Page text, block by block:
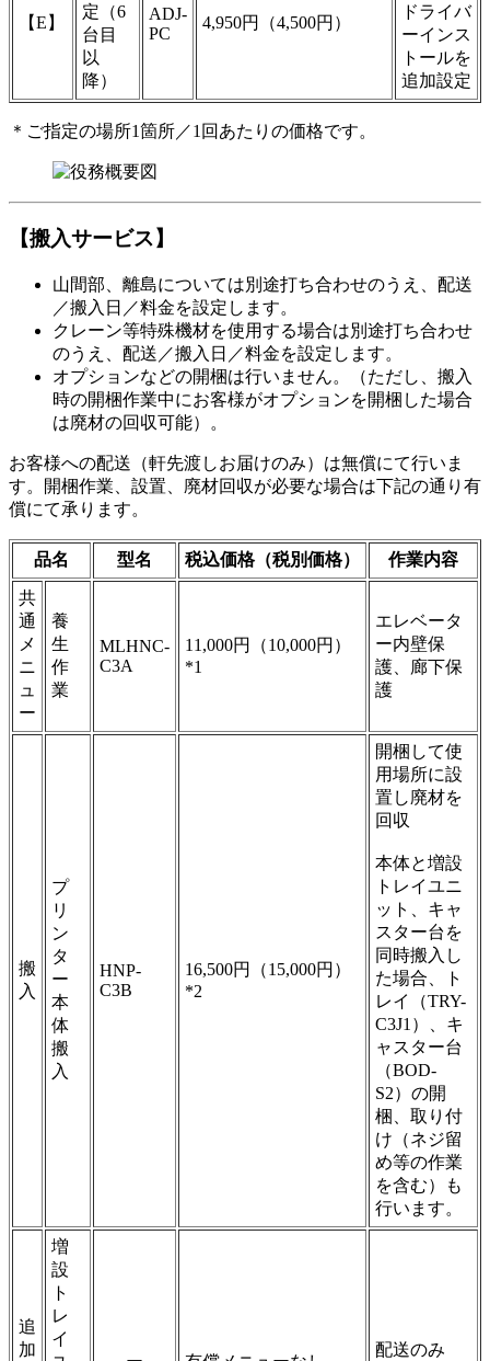
【E】
定（6
台目
以
降）
ADJ-
PC
4,950円（4,500円）
ドライバ
ーインス
トールを
追加設定
＊ご指定の場所1箇所／1回あたりの価格です。
【搬入サービス】
山間部、離島については別途打ち合わせのうえ、配送
／搬入日／料金を設定します。
クレーン等特殊機材を使用する場合は別途打ち合わせ
のうえ、配送／搬入日／料金を設定します。
オプションなどの開梱は行いません。（ただし、搬入
時の開梱作業中にお客様がオプションを開梱した場合
は廃材の回収可能）。
お客様への配送（軒先渡しお届けのみ）は無償にて行いま
す。開梱作業、設置、廃材回収が必要な場合は下記の通り有
償にて承ります。
品名 型名 税込価格（税別価格） 作業内容
共
通
メ
ニ
ュ
ー
養
生
作
業
MLHNC-
C3A
11,000円（10,000円）
*1
エレベータ
ー内壁保
護、廊下保
護
搬
入
プ
リ
ン
タ
ー
本
体
搬
入
HNP-
C3B
16,500円（15,000円）
*2
開梱して使
用場所に設
置し廃材を
回収
本体と増設
トレイユニ
ット、キャ
スター台を
同時搬入し
た場合、ト
レイ（TRY-
C3J1）、キ
ャスター台
（BOD-
S2）の開
梱、取り付
け（ネジ留
め等の作業
を含む）も
行います。
追
加
増
設
ト
レ
イ
配送のみ